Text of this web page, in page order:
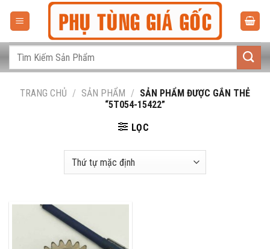
dungTìm
TRANG CHỦ / SẢN PHẨM / SẢN PHẨM ĐƯỢC GẮN THẺ
“5T054-15422”
LỌC